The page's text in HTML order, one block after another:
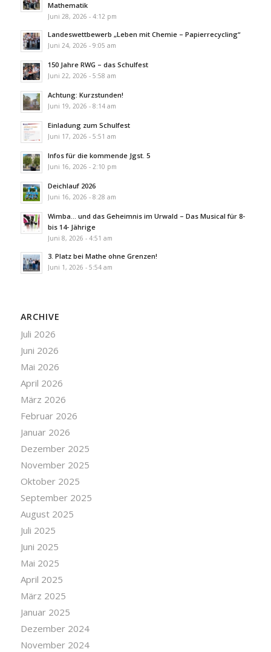
Mathematik
Juni 28, 2026 - 4:12 pm
Landeswettbewerb „Leben mit Chemie – Papierrecycling“
Juni 24, 2026 - 9:05 am
150 Jahre RWG – das Schulfest
Juni 22, 2026 - 5:58 am
Achtung: Kurzstunden!
Juni 19, 2026 - 8:14 am
Einladung zum Schulfest
Juni 17, 2026 - 5:51 am
Infos für die kommende Jgst. 5
Juni 16, 2026 - 2:10 pm
Deichlauf 2026
Juni 16, 2026 - 8:28 am
Wimba… und das Geheimnis im Urwald – Das Musical für 8-
bis 14- Jährige
Juni 8, 2026 - 4:51 am
3. Platz bei Mathe ohne Grenzen!
Juni 1, 2026 - 5:54 am
ARCHIVE
Juli 2026
Juni 2026
Mai 2026
April 2026
März 2026
Februar 2026
Januar 2026
Dezember 2025
November 2025
Oktober 2025
September 2025
August 2025
Juli 2025
Juni 2025
Mai 2025
April 2025
März 2025
Januar 2025
Dezember 2024
November 2024